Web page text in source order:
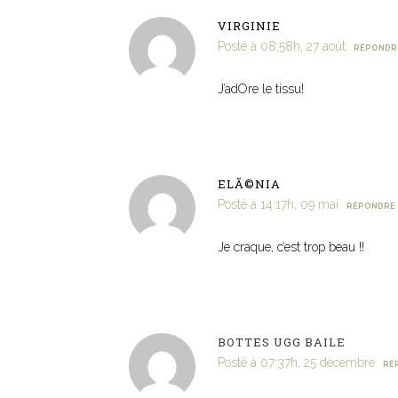
VIRGINIE
Posté à 08:58h, 27 août
J’adOre le tissu!
ELÃ©NIA
Posté à 14:17h, 09 mai RÉPONDRE
Je craque, c’est trop beau !!
BOTTES UGG BAILE
Posté à 07:37h, 25 décembre